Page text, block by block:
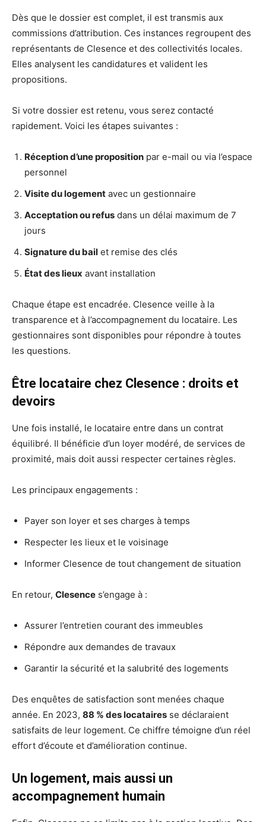
Dès que le dossier est complet, il est transmis aux
commissions d’attribution. Ces instances regroupent des
représentants de Clesence et des collectivités locales.
Elles analysent les candidatures et valident les
propositions.
Si votre dossier est retenu, vous serez contacté
rapidement. Voici les étapes suivantes :
Réception d’une proposition par e-mail ou via l’espace
personnel
Visite du logement avec un gestionnaire
Acceptation ou refus dans un délai maximum de 7
jours
Signature du bail et remise des clés
État des lieux avant installation
Chaque étape est encadrée. Clesence veille à la
transparence et à l’accompagnement du locataire. Les
gestionnaires sont disponibles pour répondre à toutes
les questions.
Être locataire chez Clesence : droits et
devoirs
Une fois installé, le locataire entre dans un contrat
équilibré. Il bénéficie d’un loyer modéré, de services de
proximité, mais doit aussi respecter certaines règles.
Les principaux engagements :
Payer son loyer et ses charges à temps
Respecter les lieux et le voisinage
Informer Clesence de tout changement de situation
En retour, Clesence s’engage à :
Assurer l’entretien courant des immeubles
Répondre aux demandes de travaux
Garantir la sécurité et la salubrité des logements
Des enquêtes de satisfaction sont menées chaque
année. En 2023, 88 % des locataires se déclaraient
satisfaits de leur logement. Ce chiffre témoigne d’un réel
effort d’écoute et d’amélioration continue.
Un logement, mais aussi un
accompagnement humain